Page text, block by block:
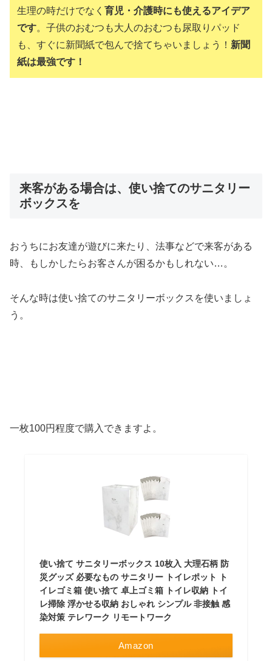
生理の時だけでなく 育児・介護時にも使えるアイデア
です。子供のおむつも大人のおむつも尿取りパッド
も、すぐに新聞紙で包んで捨てちゃいましょう！ 新聞
紙は最強です！
来客がある場合は、使い捨てのサニタリー
ボックスを
おうちにお友達が遊びに来たり、法事などで来客がある
時、もしかしたらお客さんが困るかもしれない…。
そんな時は使い捨てのサニタリーボックスを使いましょ
う。
一枚100円程度で購入できますよ。
使い捨て サニタリーボックス 10枚入 大理石柄 防
災グッズ 必要なもの サニタリー トイレポット ト
イレゴミ箱 使い捨て 卓上ゴミ箱 トイレ収納 トイ
レ掃除 浮かせる収納 おしゃれ シンプル 非接触 感
染対策 テレワーク リモートワーク
Amazon